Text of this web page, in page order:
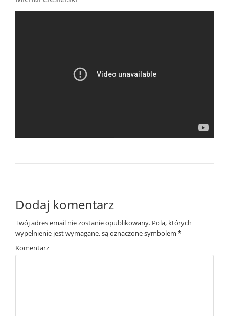
Dodaj komentarz
Twój adres email nie zostanie opublikowany. Pola, których
wypełnienie jest wymagane, są oznaczone symbolem *
Komentarz